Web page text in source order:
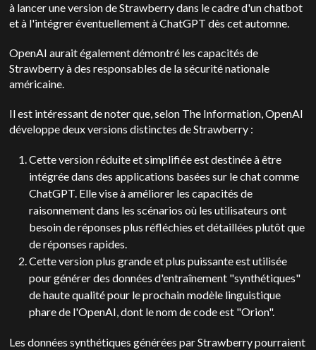
à lancer une version de Strawberry dans le cadre d'un chatbot
et à l'intégrer éventuellement à ChatGPT dès cet automne.
OpenAI aurait également démontré les capacités de
Strawberry à des responsables de la sécurité nationale
américaine.
Il est intéressant de noter que, selon The Information, OpenAI
développe deux versions distinctes de Strawberry :
Cette version réduite et simplifiée est destinée à être
intégrée dans des applications basées sur le chat comme
ChatGPT. Elle vise à améliorer les capacités de
raisonnement dans les scénarios où les utilisateurs ont
besoin de réponses plus réfléchies et détaillées plutôt que
de réponses rapides.
Cette version plus grande et plus puissante est utilisée
pour générer des données d'entraînement "synthétiques"
de haute qualité pour le prochain modèle linguistique
phare de l'OpenAI, dont le nom de code est "Orion".
Les données synthétiques générées par Strawberry pourraient